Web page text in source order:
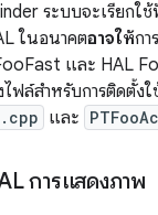
ระบบจะเรียกใ
ในอนาคตอาจให้กา
และ HAL
ฟล์สําหรับการติดตั้ง
และ
การแสดงภาพ